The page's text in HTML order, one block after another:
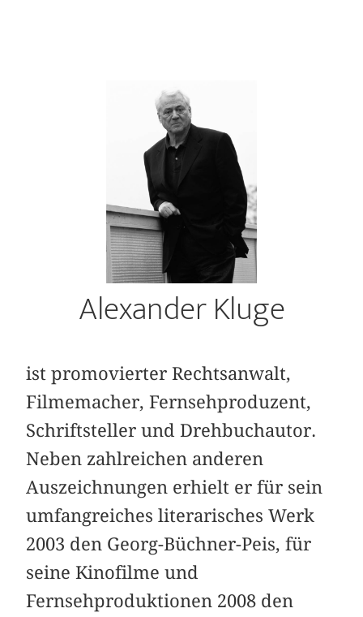
Alexander Kluge
ist promovierter Rechtsanwalt,
Filmemacher, Fernsehproduzent,
Schriftsteller und Drehbuchautor.
Neben zahlreichen anderen
Auszeichnungen erhielt er für sein
umfangreiches literarisches Werk
2003 den Georg-Büchner-Peis, für
seine Kinofilme und
Fernsehproduktionen 2008 den